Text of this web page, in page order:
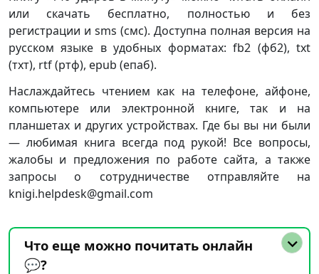
или скачать бесплатно, полностью и без
регистрации и sms (смс). Доступна полная версия на
русском языке в удобных форматах: fb2 (фб2), txt
(тхт), rtf (ртф), epub (епаб).
Наслаждайтесь чтением как на телефоне, айфоне,
компьютере или электронной книге, так и на
планшетах и других устройствах. Где бы вы ни были
— любимая книга всегда под рукой! Все вопросы,
жалобы и предложения по работе сайта, а также
запросы о сотрудничестве отправляйте на
knigi.helpdesk@gmail.com
Что еще можно почитать онлайн
💬?